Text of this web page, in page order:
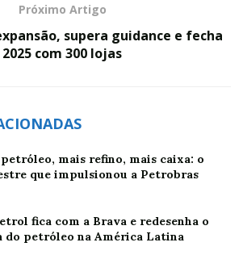
sobretudo aqueles com foco
A inclusão da PetroReconcavo reforça
a companhia vem avançando na
reforça que a agenda de
Próximo Artigo
supera guidance e fecha
2025 com 300 lojas
mais refino, mais caixa: o
que impulsionou a Petrobras
fica com a Brava e redesenha o
do petróleo na América Latina